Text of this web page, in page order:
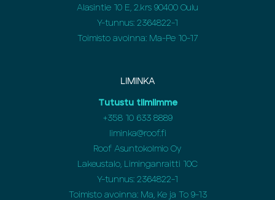
Alasintie 10 E, 2.krs 90400 Oulu
Y-tunnus: 2364822-1
Toimisto avoinna: Ma-Pe 10-17
LIMINKA
Tutustu tiimiimme
+35810 633 8889
liminka@roof.fi
Roof Asuntokolmio Oy
Lakeustalo, Liminganraitti 10C
Y-tunnus: 2364822-1
Toimisto avoinna: Ma, Ke ja To 9-13